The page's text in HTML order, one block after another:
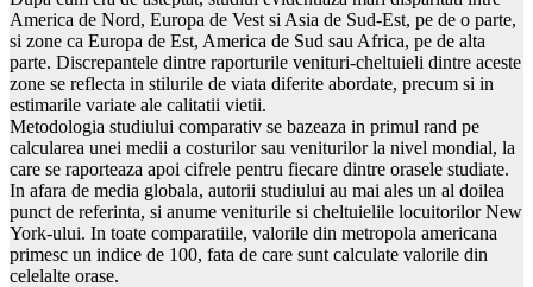
America de Nord, Europa de Vest si Asia de Sud-Est, pe de o parte,
si zone ca Europa de Est, America de Sud sau Africa, pe de alta
parte. Discrepantele dintre raporturile venituri-cheltuieli dintre aceste
zone se reflecta in stilurile de viata diferite abordate, precum si in
estimarile variate ale calitatii vietii.
Metodologia studiului comparativ se bazeaza in primul rand pe
calcularea unei medii a costurilor sau veniturilor la nivel mondial, la
care se raporteaza apoi cifrele pentru fiecare dintre orasele studiate.
In afara de media globala, autorii studiului au mai ales un al doilea
punct de referinta, si anume veniturile si cheltuielile locuitorilor New
York-ului. In toate comparatiile, valorile din metropola americana
primesc un indice de 100, fata de care sunt calculate valorile din
celelalte orase.